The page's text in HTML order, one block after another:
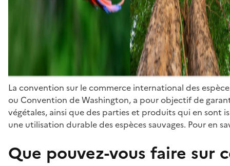
La convention sur le commerce international des
ou Convention de Washington, a pour objectif de
végétales, ainsi que des parties et produits qui en sont
une utilisation durable des espèces sauvages. Pour en
Que pouvez-vous faire sur